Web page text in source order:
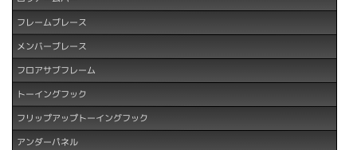
フレームブレース
メンバーブレース
フロアサブフレーム
トーイングフック
フリップアップトーイングフック
アンダーパネル